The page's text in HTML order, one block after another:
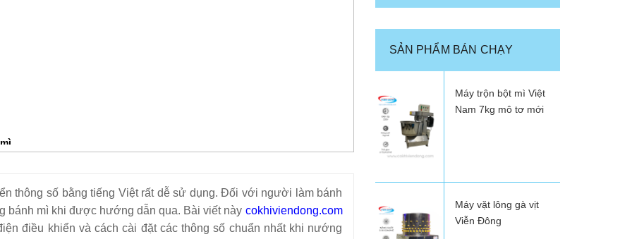
Trung Quốc
thông số bằng tiếng Việt rất dễ sử dụng. Đối với người làm bánh
bánh mì khi được hướng dẫn qua. Bài viết này cokhiviendong.com
điều khiển và cách cài đặt các thông số chuẩn nhất khi nướng
SẢN PHẨM BÁN CHẠY
Máy trộn bột mì Việt
Nam 7kg mô tơ mới
Máy vặt lông gà vịt
Viễn Đông